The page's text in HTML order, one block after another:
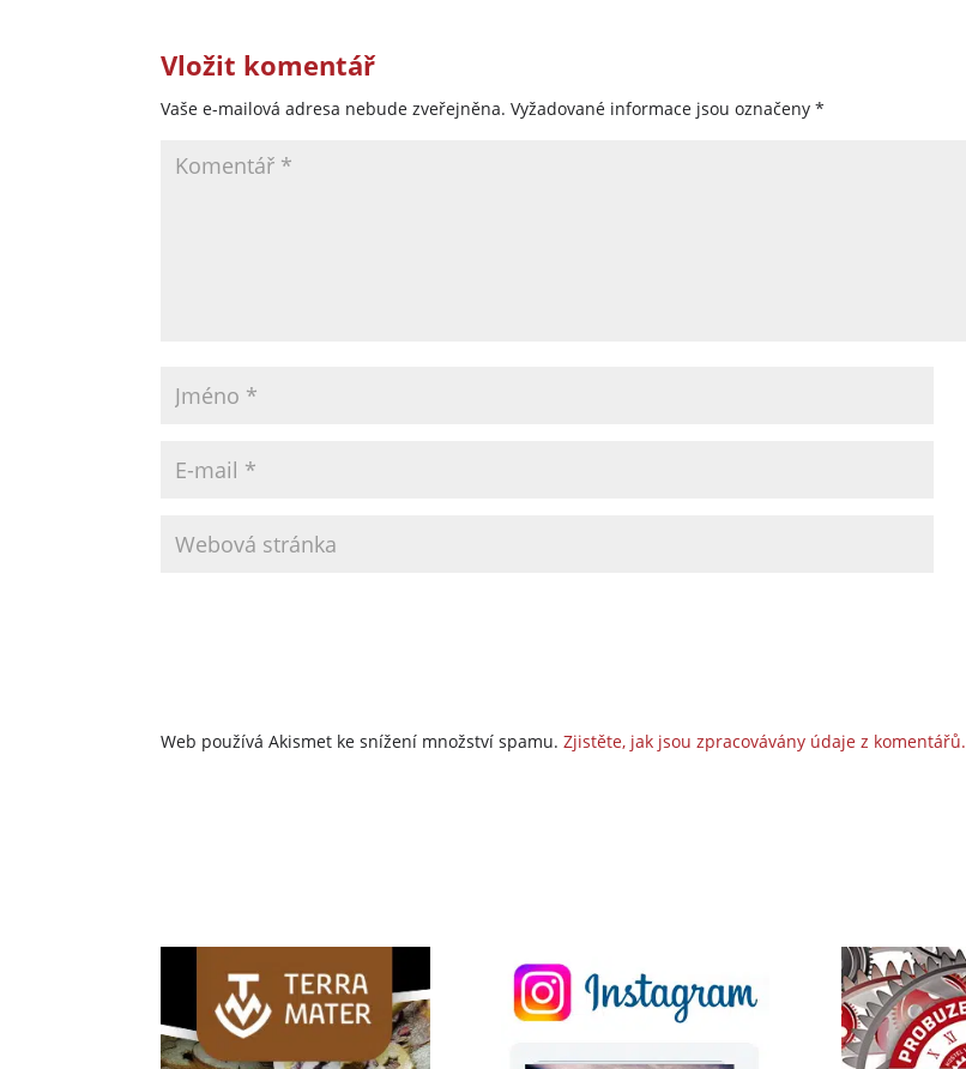
Vložit komentář
Vaše e-mailová adresa nebude zveřejněna. Vyžadované informace jsou označeny*
Web používá Akismet ke snížení množství spamu.Zjistěte, jak jsou zpracovávány údaje z komentářů.